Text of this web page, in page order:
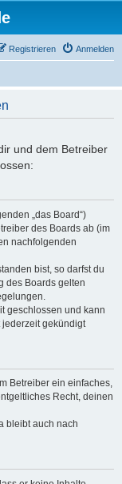
Anmelden
Registrieren
und dem Betreiber
„das Board“)
des Boards ab (im
nachfolgenden
bist, so darfst du
des Boards gelten
geschlossen und kann
gekündigt
Betreiber ein einfaches,
Recht, deinen
bleibt auch nach